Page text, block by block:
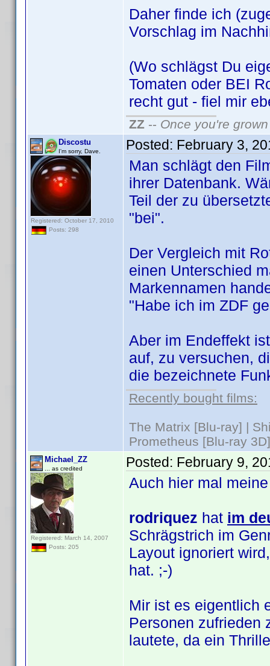
Daher finde ich
Vorschlag im
(Wo schlägst Du
Tomaten oder BEI
recht gut - fiel mir
ZZ -- Once you're
Discostu
I'm sorry, Dave.
Registered: October 17, 2010
Posts: 298
Posted: February 3,
Man schlägt den
ihrer Datenbank.
Teil der zu
"bei".
Der Vergleich mit
einen Unterschied
Markennamen
"Habe ich im ZDF
Aber im Endeffekt
auf, zu versuchen,
die bezeichnete
Recently bought films:
The Matrix [Blu-ray] |
Prometheus [Blu-ray
Michael_ZZ
... as credited
Registered: March 14, 2007
Posts: 205
Posted: February 9,
Auch hier mal
rodriquez hat im
Schrägstrich im
Layout ignoriert
hat. ;-)
Mir ist es eigentlich
Personen zufrieden
lautete, da ein